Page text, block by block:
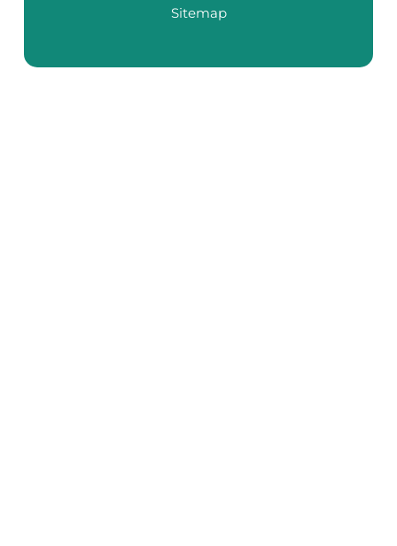
Sitemap